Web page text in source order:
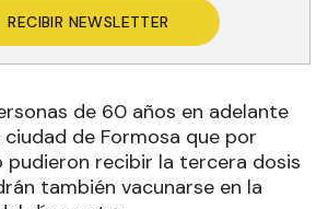
RECIBIR NEWSLETTER
de 60 años en adelante
de Formosa que por
pudieron recibir la tercera dosis
también vacunarse en la